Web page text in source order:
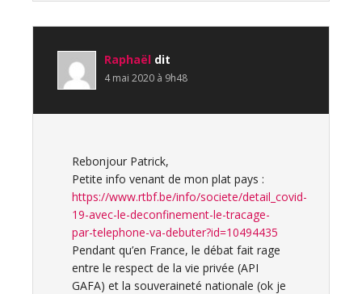
Raphaël dit
4 mai 2020 à 9h48
Rebonjour Patrick,
Petite info venant de mon plat pays :
https://www.rtbf.be/info/societe/detail_covid-
19-avec-le-deconfinement-le-tracage-
par-telephone-va-debuter?id=10494435
Pendant qu’en France, le débat fait rage
entre le respect de la vie privée (API
GAFA) et la souveraineté nationale (ok je